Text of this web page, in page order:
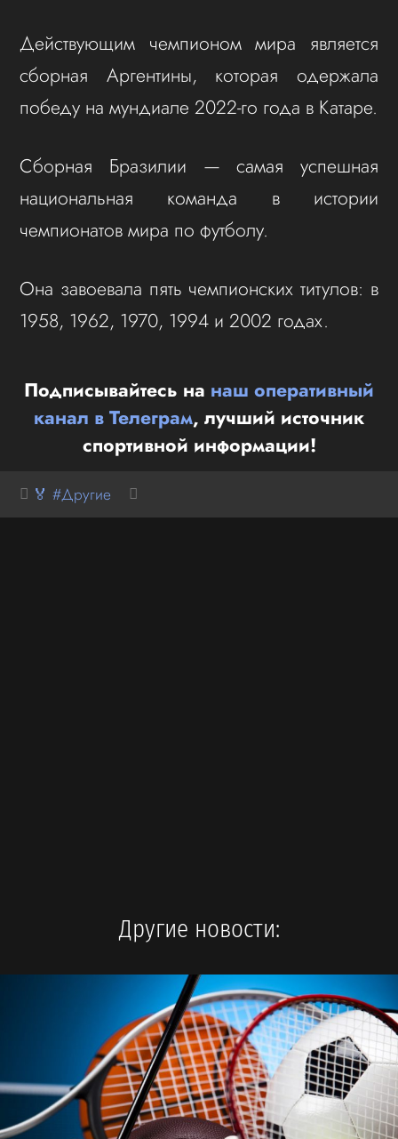
Действующим чемпионом мира является
сборная Аргентины, которая одержала
победу на мундиале 2022-го года в Катаре.
Сборная Бразилии — самая успешная
национальная команда в истории
чемпионатов мира по футболу.
Она завоевала пять чемпионских титулов: в
1958, 1962, 1970, 1994 и 2002 годах.
Подписывайтесь на наш оперативный
канал в Телеграм, лучший источник
спортивной информации!
🏅 #Другие
Другие новости: